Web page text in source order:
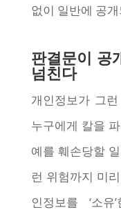
없이 일반에 공
판결문이 공
넘친다
개인정보가 그
누구에게 칼을
예를 훼손당할
런 위험까지 미
인정보를 ‘소